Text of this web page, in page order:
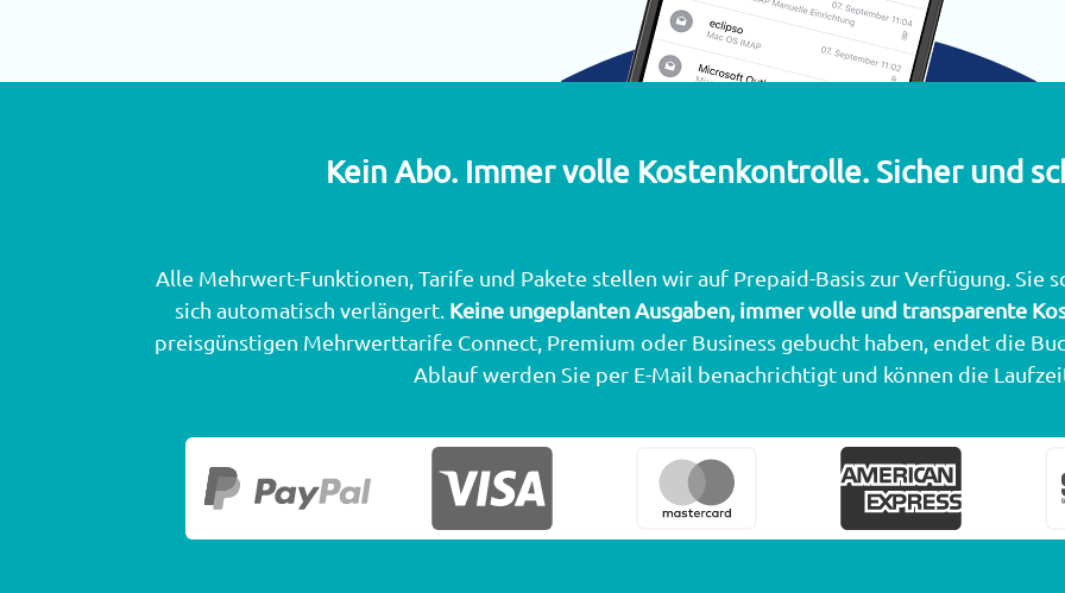
Kein Abo. Immer volle Kostenkontrolle. Sicher und
Alle Mehrwert-Funktionen, Tarife und Pakete stellen wir auf Prepaid-Basis zur Verfügung. Sie
sich automatisch verlängert. Keine ungeplanten Ausgaben, immer volle und transparente
preisgünstigen Mehrwerttarife Connect, Premium oder Business gebucht haben, endet die
Ablauf werden Sie per E-Mail benachrichtigt und können die